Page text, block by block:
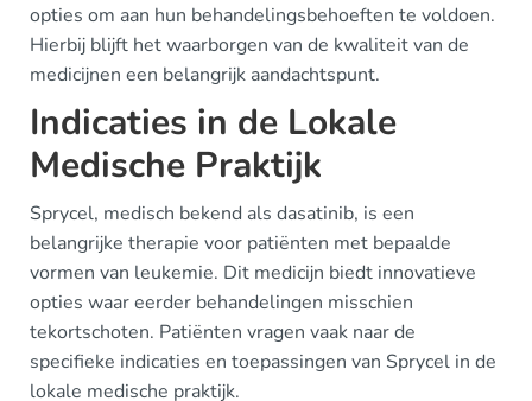
opties om aan hun behandelingsbehoeften te voldoen.
Hierbij blijft het waarborgen van de kwaliteit van de
medicijnen een belangrijk aandachtspunt.
Indicaties in de Lokale
Medische Praktijk
Sprycel, medisch bekend als dasatinib, is een
belangrijke therapie voor patiënten met bepaalde
vormen van leukemie. Dit medicijn biedt innovatieve
opties waar eerder behandelingen misschien
tekortschoten. Patiënten vragen vaak naar de
specifieke indicaties en toepassingen van Sprycel in de
lokale medische praktijk.